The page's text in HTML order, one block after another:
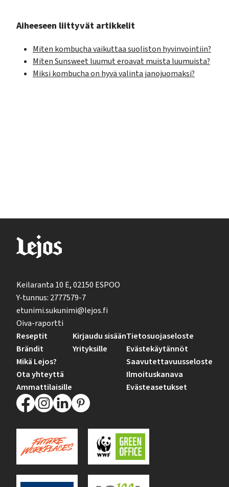
Aiheeseen liittyvät artikkelit
Miten kombucha vaikuttaa suoliston hyvinvointiin?
Miten Sunsweet luumut eroavat muista luumuista?
Miksi kombucha on hyvä valinta janojuomaksi?
Keilaranta 10 E, 02150 ESPOO
Y-tunnus: 2777579-7
etunimi.sukunimi@lejos.fi
Oiva-raportti
Reseptit
Brändit
Mikä Lejos?
Ota yhteyttä
Ammattilaisille
Kirjaudu sisään
Yrityksille
Tietosuojaseloste
Evästekäytännöt
Saavutettavuusseloste
Ilmoituskanava
Evästeasetukset